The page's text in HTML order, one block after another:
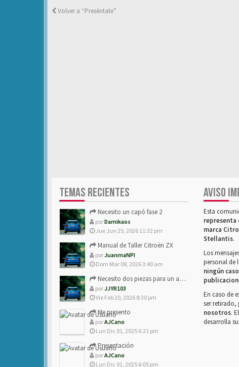
Volver a “Preséntate”
TEMAS RECIENTES
Necesito un capó fase 2
porDamikaos
Jue Jun 25, 2026 11:32 pm
Manual de Taller Citroën ZX
porJuanmaNPI
Dom Mar 08, 2026 3:40 am
Necesito dos piezas para un amigo con ZX.
porJJYR103
Vie Feb 20, 2026 8:30 pm
Me presento
porAJCano
Lun Dic 01, 2025 6:21 pm
Presentación
porAJCano
Lun Dic 01, 2025 6:05 pm
AVISO
Esta
representa
marca
Stellantis.
Los
personal de
ningún
En caso de
ser retirado,
nosotros.
desarrolla